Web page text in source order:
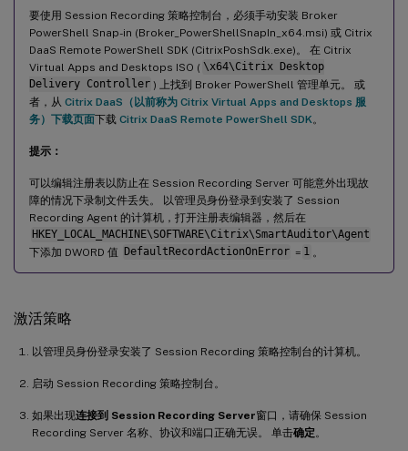
要使用 Session Recording 策略控制台，必须手动安装 Broker
PowerShell Snap-in (Broker_PowerShellSnapIn_x64.msi) 或 Citrix
DaaS Remote PowerShell SDK (CitrixPoshSdk.exe)。 在 Citrix
Virtual Apps and Desktops ISO ( \x64\Citrix Desktop
Delivery Controller ) 上找到 Broker PowerShell 管理单元。 或
者，从 Citrix DaaS（以前称为 Citrix Virtual Apps and Desktops 服
务）下载页面下载 Citrix DaaS Remote PowerShell SDK 。
提示：
可以编辑注册表以防止在 Session Recording Server 可能意外出现故
障的情况下录制文件丢失。 以管理员身份登录到安装了 Session
Recording Agent 的计算机，打开注册表编辑器，然后在
HKEY_LOCAL_MACHINE\SOFTWARE\Citrix\SmartAuditor\Agent
下添加 DWORD 值
DefaultRecordActionOnError = 1 。
激活策略
以管理员身份登录安装了 Session Recording 策略控制台的计算机。
启动 Session Recording 策略控制台。
如果出现连接到 Session Recording Server窗口，请确保 Session
Recording Server 名称、协议和端口正确无误。 单击确定 。